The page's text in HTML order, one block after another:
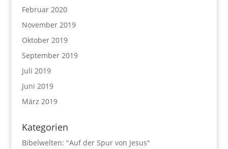
Februar 2020
November 2019
Oktober 2019
September 2019
Juli 2019
Juni 2019
März 2019
Kategorien
Bibelwelten: "Auf der Spur von Jesus"